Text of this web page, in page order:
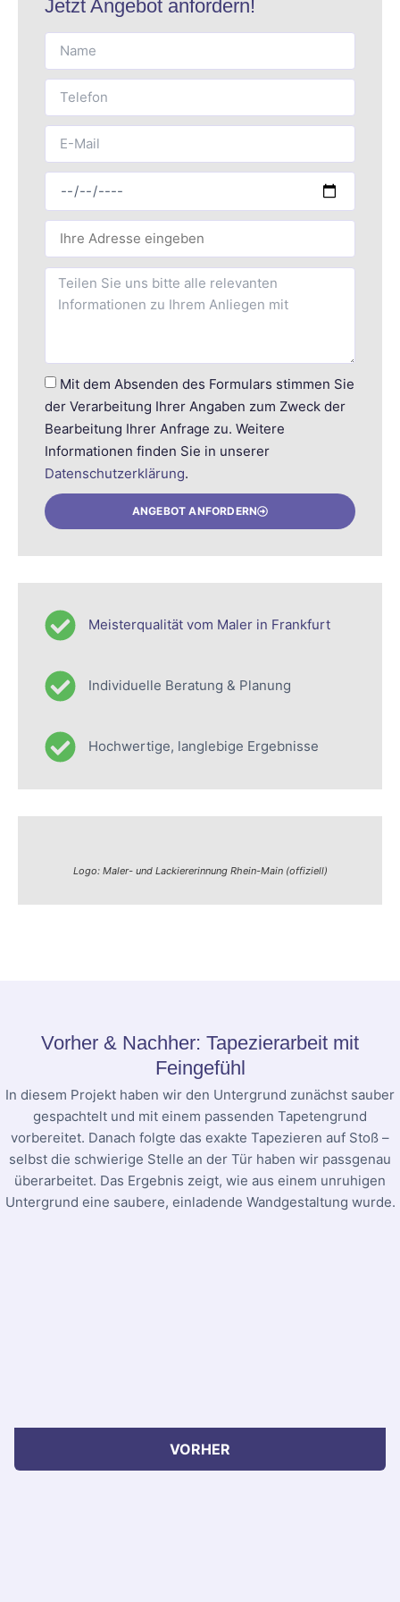
Jetzt Angebot anfordern!
Mit dem Absenden des Formulars stimmen Sie
der Verarbeitung Ihrer Angaben zum Zweck der
Bearbeitung Ihrer Anfrage zu. Weitere
Informationen finden Sie in unserer
Datenschutzerklärung.
ANGEBOT ANFORDERN
Meisterqualität vom Maler in Frankfurt
Individuelle Beratung & Planung
Hochwertige, langlebige Ergebnisse
Logo: Maler- und Lackiererinnung Rhein-Main (offiziell)
Vorher & Nachher: Tapezierarbeit mit
Feingefühl
In diesem Projekt haben wir den Untergrund zunächst sauber
gespachtelt und mit einem passenden Tapetengrund
vorbereitet. Danach folgte das exakte Tapezieren auf Stoß –
selbst die schwierige Stelle an der Tür haben wir passgenau
überarbeitet. Das Ergebnis zeigt, wie aus einem unruhigen
Untergrund eine saubere, einladende Wandgestaltung wurde.
VORHER